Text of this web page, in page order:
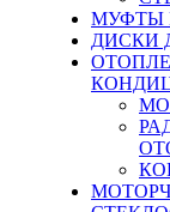
МУФТЫ
ДИСКИ